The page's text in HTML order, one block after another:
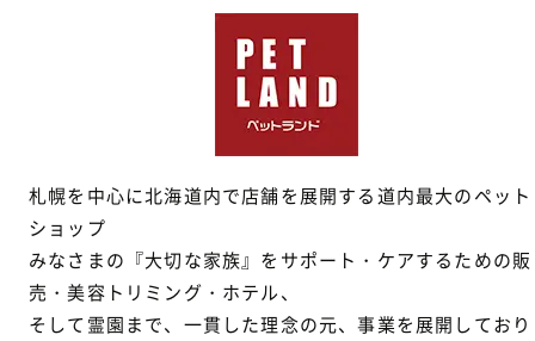
札幌を中心に北海道内で店舗を展開する道内最大のペット
ショップ
みなさまの『大切な家族』をサポート・ケアするための販
売・美容トリミング・ホテル、
そして霊園まで、一貫した理念の元、事業を展開しており